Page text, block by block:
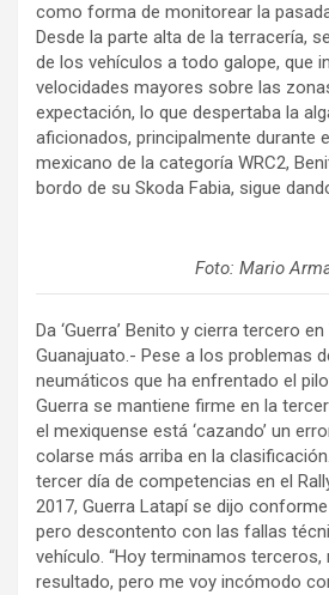
como forma de monitorear la
Desde la parte alta de la terracería,
de los vehículos a todo galope, que
velocidades mayores sobre las
expectación, lo que despertaba la
aficionados, principalmente durante
mexicano de la categoría WRC2,
bordo de su Skoda Fabia, sigue
Foto: Mario
Da ‘Guerra’ Benito y cierra tercero
Guanajuato.- Pese a los problemas
neumáticos que ha enfrentado el
Guerra se mantiene firme en la
el mexiquense está ‘cazando’ un
colarse más arriba en la
tercer día de competencias en el
2017, Guerra Latapí se dijo
pero descontento con las fallas
vehículo. “Hoy terminamos terceros,
resultado, pero me voy incómodo